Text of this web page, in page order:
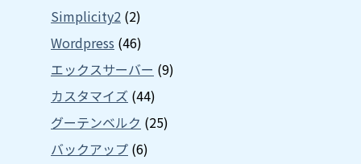
Simplicity2 (2)
Wordpress (46)
エックスサーバー (9)
カスタマイズ (44)
グーテンベルク (25)
バックアップ (6)